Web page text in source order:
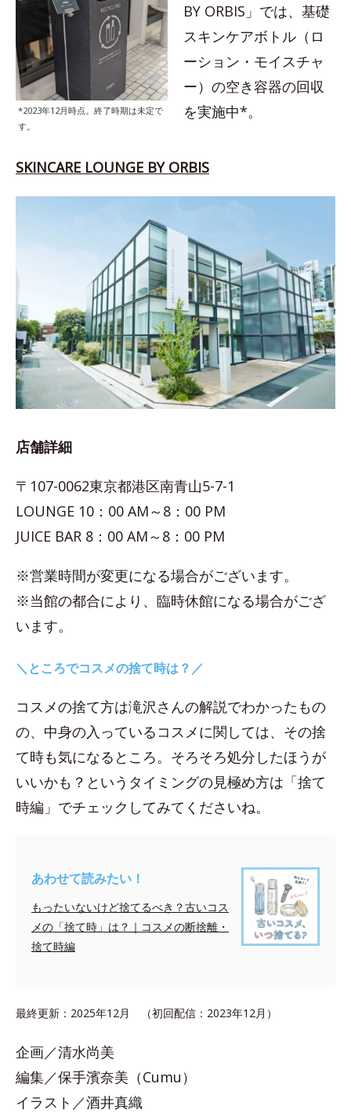
*2023年12月時点。終了時期は未定で
す。
BY ORBIS」では、基礎
スキンケアボトル（ロ
ーション・モイスチャ
ー）の空き容器の回収
を実施中*。
SKINCARE LOUNGE BY ORBIS
店舗詳細
〒107-0062東京都港区南青山5-7-1
LOUNGE 10：00 AM～8：00 PM
JUICE BAR 8：00 AM～8：00 PM
※営業時間が変更になる場合がございます。
※当館の都合により、臨時休館になる場合がござ
います。
＼ところでコスメの捨て時は？／
コスメの捨て方は滝沢さんの解説でわかったもの
の、中身の入っているコスメに関しては、その捨
て時も気になるところ。そろそろ処分したほうが
いいかも？というタイミングの見極め方は「捨て
時編」でチェックしてみてくださいね。
あわせて読みたい！
もったいないけど捨てるべき？古いコス
メの「捨て時」は？｜コスメの断捨離・
捨て時編
最終更新：2025年12月 （初回配信：2023年12月）
企画／清水尚美
編集／保手濱奈美（Cumu）
イラスト／酒井真織